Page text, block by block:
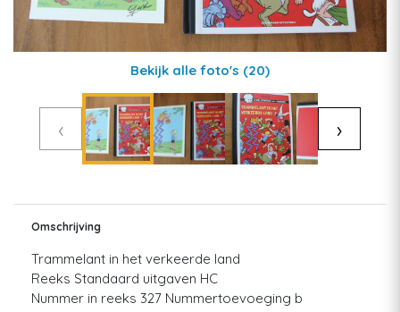
Bekijk alle foto's (20)
‹ ›
Omschrijving
Trammelant in het verkeerde land
Reeks Standaard uitgaven HC
Nummer in reeks 327 Nummertoevoeging b